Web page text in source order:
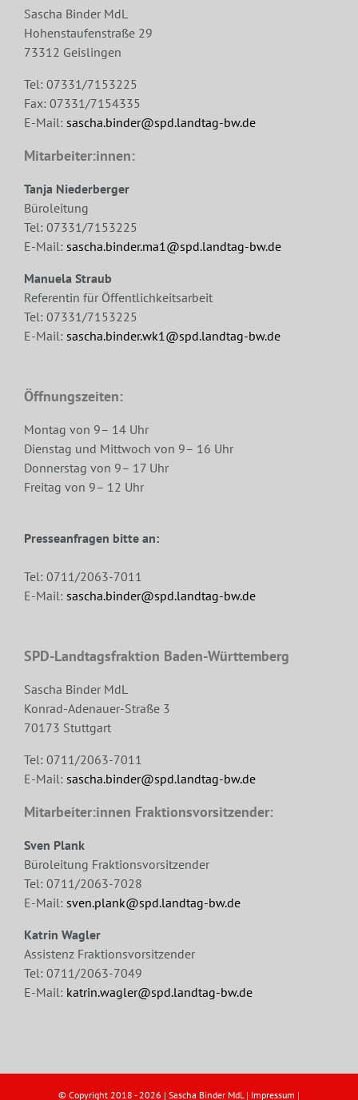
Sascha Binder MdL
Hohenstaufenstraße 29
73312 Geislingen
Tel: 07331/7153225
Fax: 07331/7154335
E-Mail: sascha.binder@spd.landtag-bw.de
Mitarbeiter:innen:
Tanja Niederberger
Büroleitung
Tel: 07331/7153225
E-Mail: sascha.binder.ma1@spd.landtag-bw.de
Manuela Straub
Referentin für Öffentlichkeitsarbeit
Tel: 07331/7153225
E-Mail: sascha.binder.wk1@spd.landtag-bw.de
Öffnungszeiten:
Montag von 9– 14 Uhr
Dienstag und Mittwoch von 9– 16 Uhr
Donnerstag von 9– 17 Uhr
Freitag von 9– 12 Uhr
Presseanfragen bitte an:
Tel: 0711/2063-7011
E-Mail: sascha.binder@spd.landtag-bw.de
SPD-Landtagsfraktion Baden-Württemberg
Sascha Binder MdL
Konrad-Adenauer-Straße 3
70173 Stuttgart
Tel: 0711/2063-7011
E-Mail: sascha.binder@spd.landtag-bw.de
Mitarbeiter:innen Fraktionsvorsitzender:
Sven Plank
Büroleitung Fraktionsvorsitzender
Tel: 0711/2063-7028
E-Mail: sven.plank@spd.landtag-bw.de
Katrin Wagler
Assistenz Fraktionsvorsitzender
Tel: 0711/2063-7049
E-Mail: katrin.wagler@spd.landtag-bw.de
© Copyright 2018 -2026 | Sascha Binder MdL | Impressum |